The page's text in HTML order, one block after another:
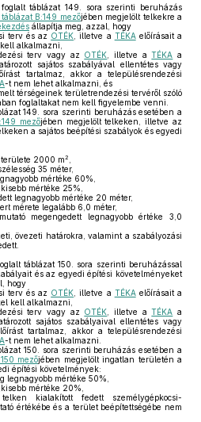
táblázat 149. sora szerinti beruházás
B:149 mezőjében megjelölt telkekre a
állapítja meg, azzal, hogy
terv és az OTÉK , illetve a TÉKAelőírásait a
alkalmazni,
terv vagy az OTÉK , illetve aTÉKA a
sajátos szabályával ellentétes vagy
tartalmaz, akkor a településrendezési
-t nem lehet alkalmazni, és
térségeinek területrendezési tervéről szóló
foglaltakat nem kell figyelembe venni.
149. sora szerinti beruházás esetében a
mezőjében megjelölt telkeken, illetve az
a sajátos beépítési szabályok és egyedi
2000 m2
35 méter,
mértéke 60%,
mértéke 25%,
legnagyobb mértéke 20 méter,
mérete legalább 6,0 méter,
megengedett legnagyobb értéke 3,0
övezeti határokra, valamint a szabályozási
táblázat 150. sora szerinti beruházással
és az egyedi építési követelményeket
hogy
terv és az OTÉK , illetve a TÉKAelőírásait a
kell alkalmazni,
terv vagy az OTÉK , illetve aTÉKA a
sajátos szabályaival ellentétes vagy
tartalmaz, akkor a településrendezési
-t nem lehet alkalmazni.
150. sora szerinti beruházás esetében a
mezőjében megjelölt ingatlan területén a
építési követelmények:
legnagyobb mértéke 50%,
mértéke 20%,
kialakított fedett személygépkocsi-
értékébe és a terület beépítettségébe nem